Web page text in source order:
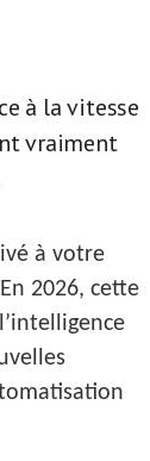
à la vitesse
vraiment
à votre
2026, cette